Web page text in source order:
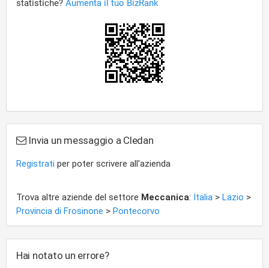
Invia un messaggio a Cledan
Registrati per poter scrivere all'azienda
Trova altre aziende del settore Meccanica: Italia > Lazio >
Provincia di Frosinone > Pontecorvo
Hai notato un errore?